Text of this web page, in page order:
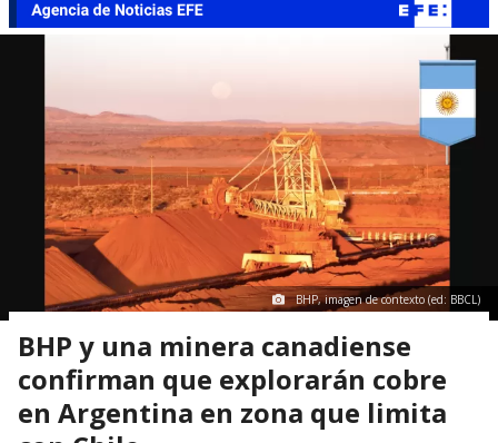
BHP, imagen de contexto (ed: BBCL)
BHP y una minera canadiense
confirman que explorarán cobre
en Argentina en zona que limita